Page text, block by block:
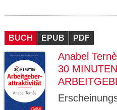
BUCH EPUB PDF
Anabel
30 MINUTEN